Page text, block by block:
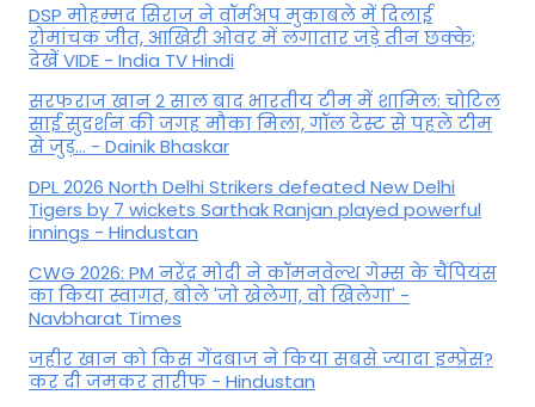
DSP मोहम्मद सिराज ने वॉर्मअप मुकाबले में दिलाई
रोमांचक जीत, आखिरी ओवर में लगातार जड़े तीन छक्के;
देखें VIDE - India TV Hindi
सरफराज खान 2 साल बाद भारतीय टीम में शामिल: चोटिल
साई सुदर्शन की जगह मौका मिला, गॉल टेस्ट से पहले टीम
से जुड़... - Dainik Bhaskar
DPL 2026 North Delhi Strikers defeated New Delhi
Tigers by 7 wickets Sarthak Ranjan played powerful
innings - Hindustan
CWG 2026: PM नरेंद्र मोदी ने कॉमनवेल्थ गेम्स के चैंपियंस
का किया स्वागत, बोले 'जो खेलेगा, वो खिलेगा' -
Navbharat Times
जहीर खान को किस गेंदबाज ने किया सबसे ज्यादा इम्प्रेस?
कर दी जमकर तारीफ - Hindustan